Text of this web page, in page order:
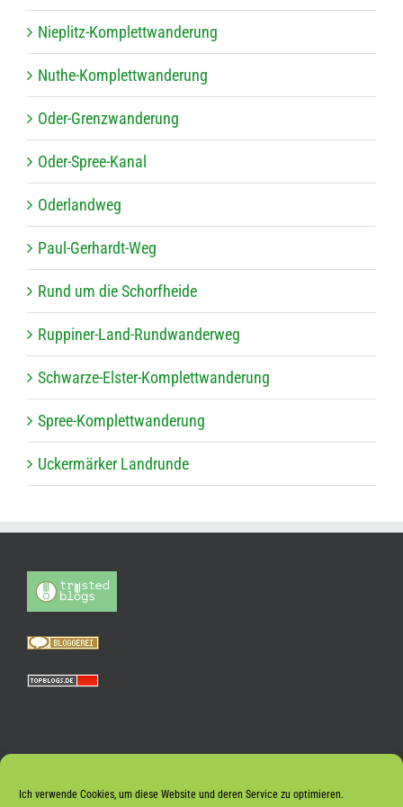
Ich verwende Cookies, um diese Website und deren Service zu optimieren.
Nie­plitz-Kom­plett­wan­de­rung
Nuthe-Kom­plett­wan­de­rung
Oder-Grenz­wan­de­rung
Oder-Spree-Kanal
Oder­land­weg
Paul-Ger­hardt-Weg
Rund um die Schorfheide
Rup­pi­ner-Land-Rund­wan­der­weg
Schwarze-Els­ter-Kom­plett­wan­de­rung
Spree-Kom­plett­wan­de­rung
Ucker­mär­ker Landrunde